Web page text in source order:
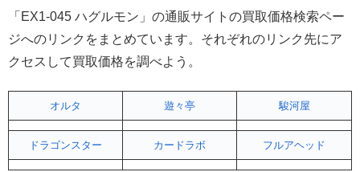
「EX1-045 ハグルモン」の通販サイトの買取価格検索ペー
ジへのリンクをまとめています。それぞれのリンク先にア
クセスして買取価格を調べよう。
オルタ 遊々亭 駿河屋
ドラゴンスター カードラボ フルアヘッド